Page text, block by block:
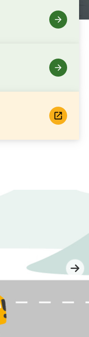
du-vill-i-sunne-